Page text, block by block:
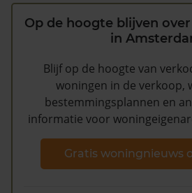
Op de hoogte blijven
in
Blijf op de hoogte van
woningen in de verkoop,
bestemmingsplannen en
informatie voor
Gratis woningnieuws